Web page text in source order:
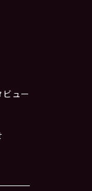
ビュー